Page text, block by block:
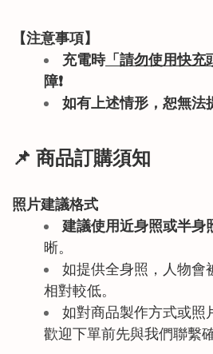
【注意事項】
充電時「請勿使用快充
障❗
如有上述情形 ，恕無
📌 商品訂購須知
照片建議格式
建議使用近身照或半身
晰。
如提供全身照，人物會
相對較低。
如對商品製作方式或照
歡迎下單前先與我們聯繫確